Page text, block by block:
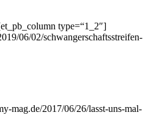
type=“1_2″]
06/02/schwangerschaftsstreifen-
mag.de/2017/06/26/lasst-uns-mal-